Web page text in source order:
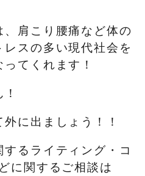
肩こり腰痛など体の
スの多い現代社会を
てくれます！
に出ましょう！！
るライティング・コ
に関するご相談は